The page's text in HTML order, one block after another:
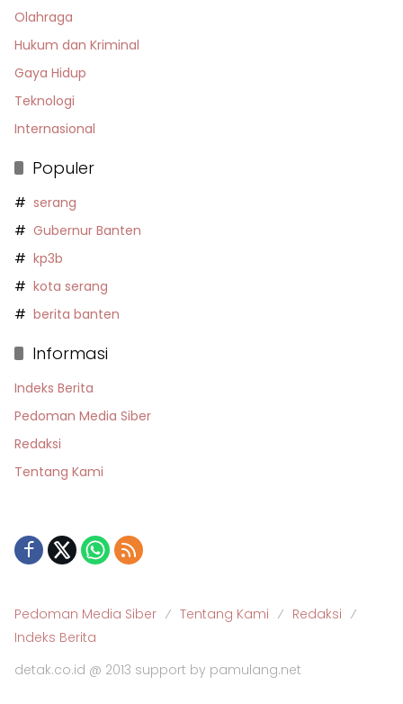
Olahraga
Hukum dan Kriminal
Gaya Hidup
Teknologi
Internasional
Populer
serang
Gubernur Banten
kp3b
kota serang
berita banten
Informasi
Indeks Berita
Pedoman Media Siber
Redaksi
Tentang Kami
Pedoman Media Siber Tentang Kami
Redaksi
Indeks Berita
detak.co.id @ 2013 support by pamulang.net